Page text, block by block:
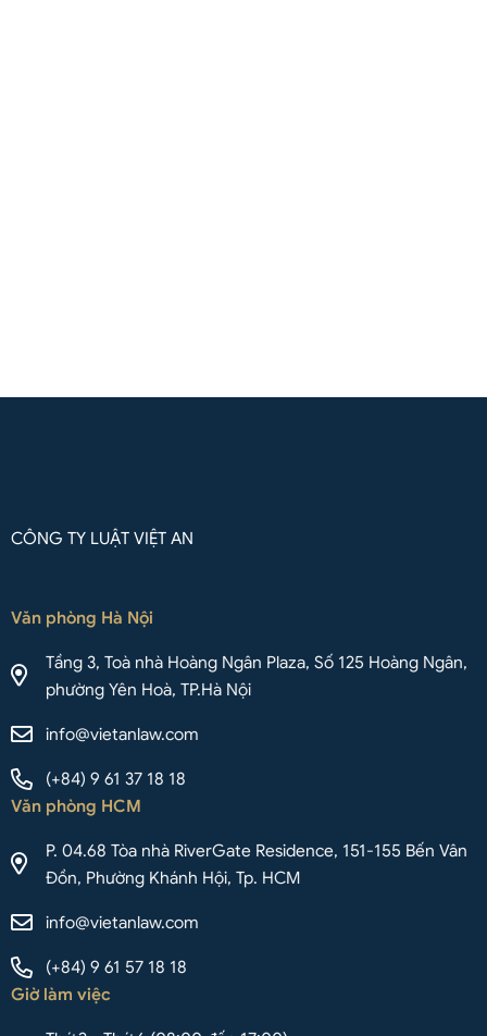
CÔNG TY LUẬT VIỆT AN
Văn phòng Hà Nội
Tầng 3, Toà nhà Hoàng Ngân Plaza, Số 125 Hoàng Ngân,
phường Yên Hoà, TP.Hà Nội
info@vietanlaw.com
(+84) 9 61 37 18 18
Văn phòng HCM
P. 04.68 Tòa nhà RiverGate Residence, 151-155 Bến Vân
Đồn, Phường Khánh Hội, Tp. HCM
info@vietanlaw.com
(+84) 9 61 57 18 18
Giờ làm việc